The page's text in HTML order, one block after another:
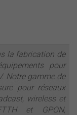
la fabrication de
pour
Notre gamme de
pour réseaux
wireless et
et GPON,